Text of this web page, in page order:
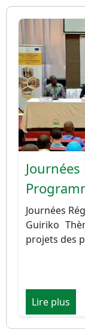
Image
Journées
Guiriko
projets des
Lire plus